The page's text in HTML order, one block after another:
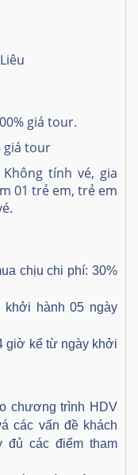
giá tour.
giá tour
tính vé, gia
01 trẻ em, trẻ em
chịu chi phí: 30%
khởi hành 05 ngày
giờ kể từ ngày khởi
chương trình HDV
các vấn đề khách
đủ các điểm tham